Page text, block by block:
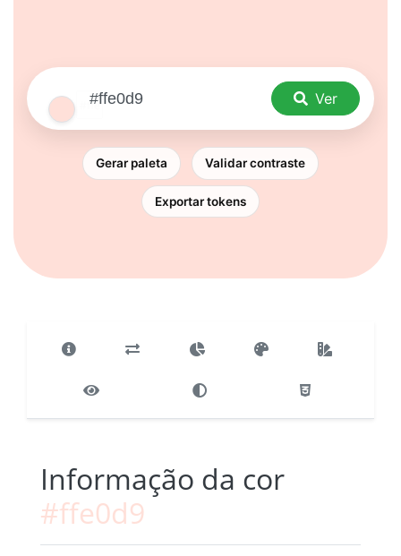
Ver
Gerar paleta Validar contraste
Exportar tokens
Informação da cor
#ffe0d9